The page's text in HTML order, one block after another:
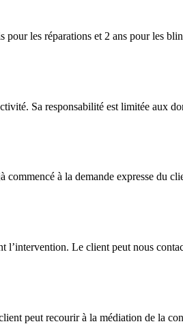
les réparations et 2 ans pour les
Sa responsabilité est limitée aux
à la demande expresse du
Le client peut nous
peut recourir à la médiation de la